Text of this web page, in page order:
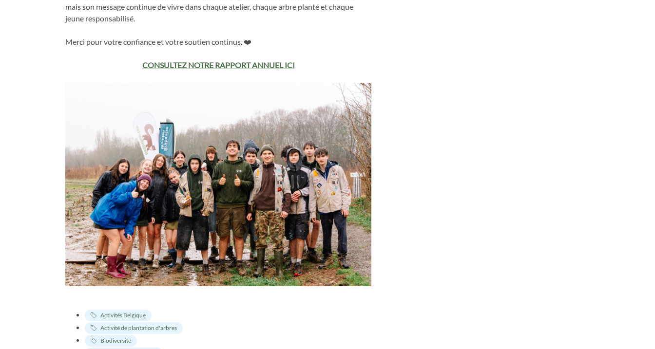
mais son message continue de vivre dans chaque atelier, chaque arbre planté et chaque
jeune responsabilisé.
Merci pour votre confiance et votre soutien continus. ❤️
CONSULTEZ NOTRE RAPPORT ANNUEL ICI
Activités Belgique
Activité de plantation d'arbres
Biodiversité